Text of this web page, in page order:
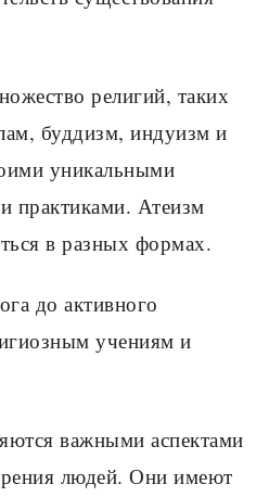
религий, таких
буддизм, индуизм и
уникальными
практиками. Атеизм
в разных формах.
до активного
учениям и
важными аспектами
людей. Они имеют